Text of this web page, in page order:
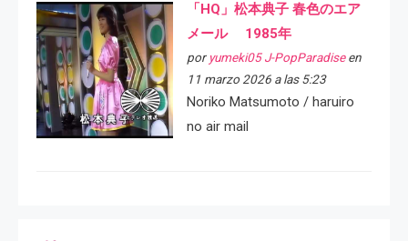
「HQ」松本典子 春色のエア
メール 1985年
por yumeki05 J-PopParadiseen
11 marzo 2026 a las 5:23
Noriko Matsumoto / haruiro
no air mail